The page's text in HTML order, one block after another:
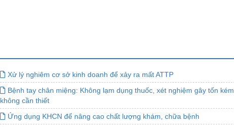
Xử lý nghiêm cơ sở kinh doanh để xảy ra mất ATTP
Bệnh tay chân miệng: Không lạm dụng thuốc, xét nghiệm gây tốn kém
không cần thiết
Ứng dụng KHCN để nâng cao chất lượng khám, chữa bệnh